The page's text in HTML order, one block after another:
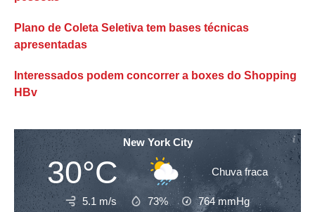
Plano de Coleta Seletiva tem bases técnicas
apresentadas
Interessados podem concorrer a boxes do Shopping
HBv
New York City
30°C Chuva fraca
5.1 m/s 73% 764mmHg